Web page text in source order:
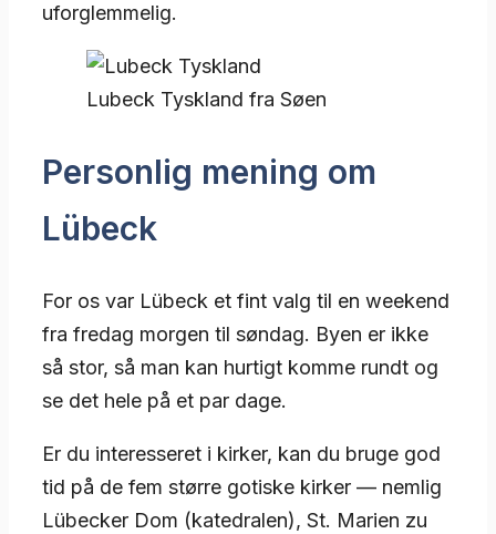
uforglemmelig.
Lubeck Tyskland fra Søen
Personlig mening om
Lübeck
For os var Lübeck et fint valg til en weekend
fra fredag morgen til søndag. Byen er ikke
så stor, så man kan hurtigt komme rundt og
se det hele på et par dage.
Er du interesseret i kirker, kan du bruge god
tid på de fem større gotiske kirker — nemlig
Lübecker Dom (katedralen), St. Marien zu